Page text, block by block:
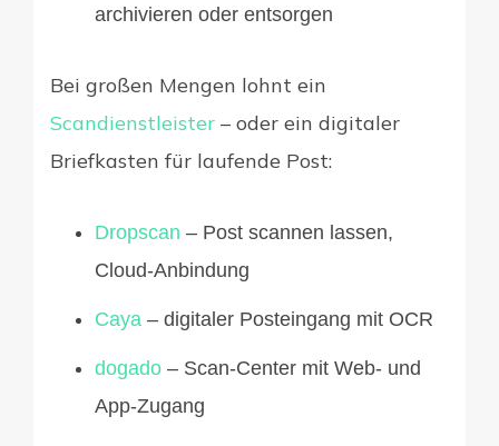
archivieren oder entsorgen
Bei großen Mengen lohnt ein
Scandienstleister – oder ein digitaler
Briefkasten für laufende Post:
Dropscan – Post scannen lassen,
Cloud-Anbindung
Caya – digitaler Posteingang mit OCR
dogado – Scan-Center mit Web- und
App-Zugang